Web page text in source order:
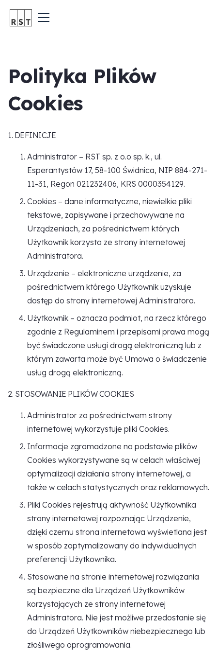
Polityka Plików
Cookies
1. DEFINICJE
Administrator – RST sp. z o.o sp. k., ul.
Esperantystów 17, 58-100 Świdnica, NIP 884-271-
11-31, Regon 021232406, KRS 0000354129.
Cookies – dane informatyczne, niewielkie pliki
tekstowe, zapisywane i przechowywane na
Urządzeniach, za pośrednictwem których
Użytkownik korzysta ze strony internetowej
Administratora.
Urządzenie – elektroniczne urządzenie, za
pośrednictwem którego Użytkownik uzyskuje
dostęp do strony internetowej Administratora.
Użytkownik – oznacza podmiot, na rzecz którego
zgodnie z Regulaminem i przepisami prawa mogą
być świadczone usługi drogą elektroniczną lub z
którym zawarta może być Umowa o świadczenie
usług drogą elektroniczną.
2. STOSOWANIE PLIKÓW COOKIES
Administrator za pośrednictwem strony
internetowej wykorzystuje pliki Cookies.
Informacje zgromadzone na podstawie plików
Cookies wykorzystywane są w celach właściwej
optymalizacji działania strony internetowej, a
także w celach statystycznych oraz reklamowych.
Pliki Cookies rejestrują aktywność Użytkownika
strony internetowej rozpoznając Urządzenie,
dzięki czemu strona internetowa wyświetlana jest
w sposób zoptymalizowany do indywidualnych
preferencji Użytkownika.
Stosowane na stronie internetowej rozwiązania
są bezpieczne dla Urządzeń Użytkowników
korzystających ze strony internetowej
Administratora. Nie jest możliwe przedostanie się
do Urządzeń Użytkowników niebezpiecznego lub
złośliwego oprogramowania.